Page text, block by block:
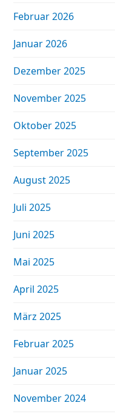
Februar 2026
Januar 2026
Dezember 2025
November 2025
Oktober 2025
September 2025
August 2025
Juli 2025
Juni 2025
Mai 2025
April 2025
März 2025
Februar 2025
Januar 2025
November 2024